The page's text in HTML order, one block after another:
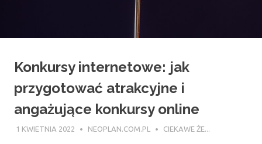
Konkursy internetowe: jak
przygotować atrakcyjne i
angażujące konkursy online
1 KWIETNIA 2022 NEOPLAN.COM.PL CIEKAWE ŻE...